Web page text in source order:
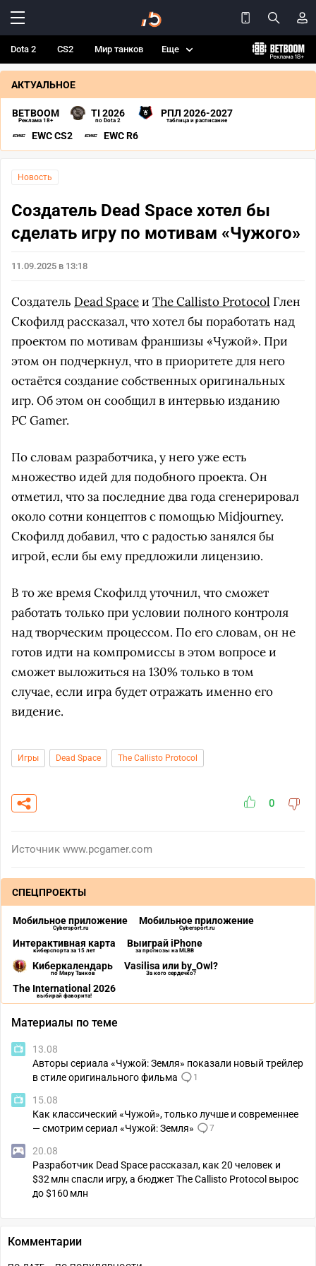
Dota 2 CS2 Мир танков Еще
АКТУАЛЬНОЕ
BETBOOM
Реклама 18+
TI 2026
по Dota 2
РПЛ 2026-2027
таблица и расписание
EWC CS2 EWC R6
Новость
Создатель Dead Space хотел бы
сделать игру по мотивам «Чужого»
11.09.2025 в 13:18
Создатель Dead Spaceи The Callisto Protocol Глен
Скофилд рассказал, что хотел бы поработать над
проектом по мотивам франшизы «Чужой». При
этом он подчеркнул, что в приоритете для него
остаётся создание собственных оригинальных
игр. Об этом он сообщил в интервью изданию
PC Gamer.
По словам разработчика, у него уже есть
множество идей для подобного проекта. Он
отметил, что за последние два года сгенерировал
около сотни концептов с помощью Midjourney.
Скофилд добавил, что с радостью занялся бы
игрой, если бы ему предложили лицензию.
В то же время Скофилд уточнил, что сможет
работать только при условии полного контроля
над творческим процессом. По его словам, он не
готов идти на компромиссы в этом вопросе и
сможет выложиться на 130% только в том
случае, если игра будет отражать именно его
видение.
Игры Dead Space The Callisto Protocol
0
Источник www.pcgamer.com
СПЕЦПРОЕКТЫ
Мобильное приложение
Cybersport.ru
Мобильное приложение
Cybersport.ru
Интерактивная карта
киберспорта за 15 лет
Выиграй iPhone
за прогнозы на MLBB
Киберкалендарь
по Миру Танков
Vasilisa или by_Owl?
За кого сердечко?
The International 2026
выбирай фаворита!
Материалы по теме
13.08
Авторы сериала «Чужой: Земля» показали новый трейлер
в стиле оригинального фильма
1
15.08
Как классический «Чужой», только лучше и современнее
— смотрим сериал «Чужой: Земля»
7
20.08
Разработчик Dead Space рассказал, как 20 человек и
$32 млн спасли игру, а бюджет The Callisto Protocol вырос
до $160 млн
Комментарии